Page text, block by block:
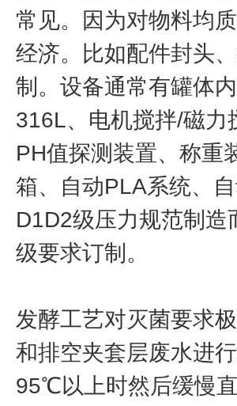
常见。因为对物料均
经济。比如配件封头
制。设备通常有罐体
316L、电机搅拌/磁
PH值探测装置、称重
箱、自动PLA系统、
D1D2级压力规范制
级要求订制。
发酵工艺对灭菌要求
和排空夹套层废水进
95℃以上时然后缓慢